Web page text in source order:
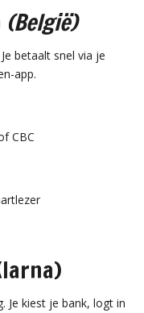
(België)
betaalt snel via je
app.
CBC
Je kiest je bank, logt in